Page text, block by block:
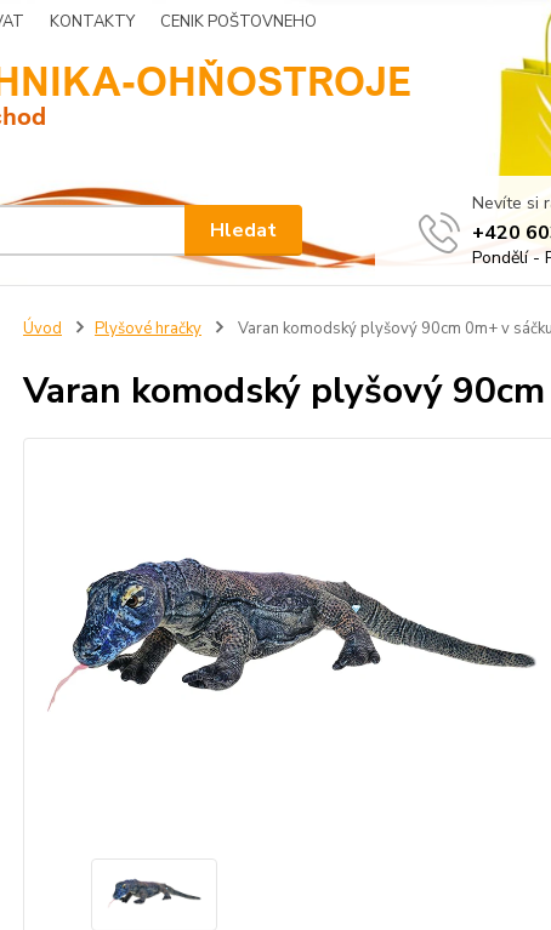
KONTAKTY CENIK POŠTOVNEHO
Hledat
Nevíte si
+420
Pondělí -
Úvod Plyšové hračky Varan komodský plyšový 90cm 0m+ v sáčku
Varan komodský plyšový